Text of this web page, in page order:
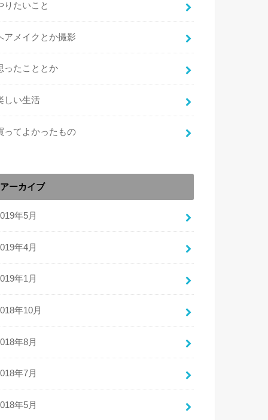
りたいこと
アメイクとか撮影
ったこととか
しい生活
ってよかったもの
アーカイブ
年5月
年4月
年1月
年10月
年8月
年7月
年5月